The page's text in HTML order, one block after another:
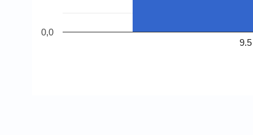
9.5
0,0